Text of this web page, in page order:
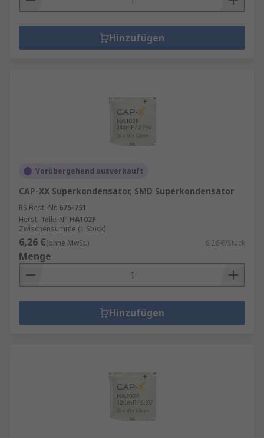
Hinzufügen
Vorübergehend ausverkauft
CAP-XX Superkondensator, SMD Superkondensator
RS Best.-Nr. 675-751
Herst. Teile-Nr. HA102F
Zwischensumme (1 Stück)
6,26 €(ohne MwSt.) 6,26 €/Stück
Menge
Hinzufügen